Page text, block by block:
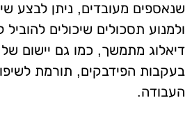
שנאספים מעובדים, ניתן לבצע
ולמנוע תסכולים שיכולים
דיאלוג מתמשך, כמו גם יישום של
בעקבות הפידבקים, תורמת
העבודה.